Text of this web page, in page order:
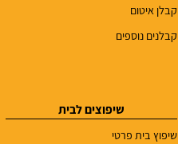
קבלן איטום
קבלנים נוספים
שיפוצים לבית
שיפוץ בית פרטי